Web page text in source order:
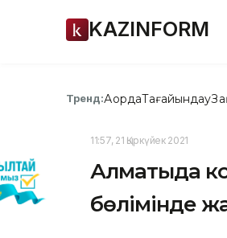
KAZINFORM
Тренд:АқордаТағайындау
11:57, 21 Қыркүйек 2021
Алматыда
бөлімінде